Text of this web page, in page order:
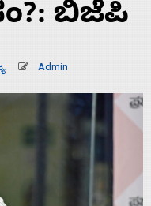
ಬಿಜೆಪಿ
Admin